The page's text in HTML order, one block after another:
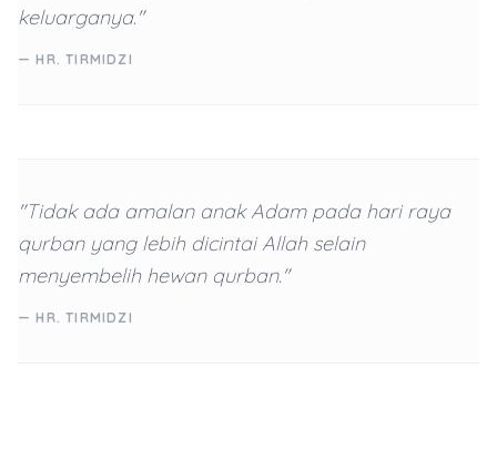
keluarganya."
— HR. TIRMIDZI
"Tidak ada amalan anak Adam pada hari raya
qurban yang lebih dicintai Allah selain
menyembelih hewan qurban."
— HR. TIRMIDZI